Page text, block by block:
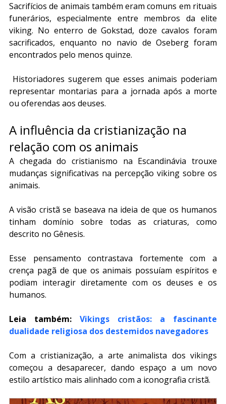
Sacrifícios de animais também eram comuns em rituais
funerários, especialmente entre membros da elite
viking. No enterro de Gokstad, doze cavalos foram
sacrificados, enquanto no navio de Oseberg foram
encontrados pelo menos quinze.
Historiadores sugerem que esses animais poderiam
representar montarias para a jornada após a morte
ou oferendas aos deuses.
A influência da cristianização na
relação com os animais
A chegada do cristianismo na Escandinávia trouxe
mudanças significativas na percepção viking sobre os
animais.
A visão cristã se baseava na ideia de que os humanos
tinham domínio sobre todas as criaturas, como
descrito no Gênesis.
Esse pensamento contrastava fortemente com a
crença pagã de que os animais possuíam espíritos e
podiam interagir diretamente com os deuses e os
humanos.
Leia também: Vikings cristãos: a fascinante
dualidade religiosa dos destemidos navegadores
Com a cristianização, a arte animalista dos vikings
começou a desaparecer, dando espaço a um novo
estilo artístico mais alinhado com a iconografia cristã.